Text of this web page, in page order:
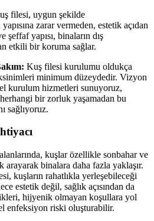
filesi, uygun şekilde
zarar vermeden, estetik açıdan
şeffaf yapısı, binaların dış
etkili bir koruma sağlar.
Kuş filesi kurulumu oldukça
minimum düzeydedir. Vizyon
kurulum hizmetleri sunuyoruz,
bir zorluk yaşamadan bu
sağlıyoruz.
kuşlar özellikle sonbahar ve
arayarak binalara daha fazla yaklaşır.
kuşların rahatlıkla yerleşebileceği
estetik değil, sağlık açısından da
hijyenik olmayan koşullara yol
enfeksiyon riski oluşturabilir.